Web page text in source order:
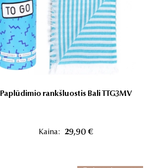
Paplūdimio rankšluostis Bali TTG3MV
Kaina: 29,90 €